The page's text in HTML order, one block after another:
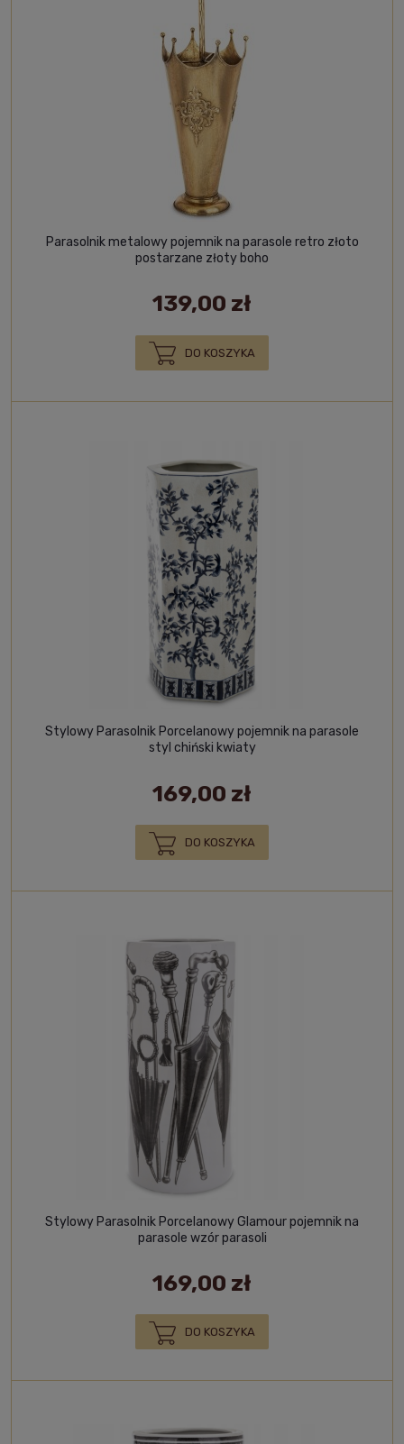
Parasolnik metalowy pojemnik na parasole retro złoto
postarzane złoty boho
139,00 zł
DO KOSZYKA
Stylowy Parasolnik Porcelanowy pojemnik na parasole
styl chiński kwiaty
169,00 zł
DO KOSZYKA
Stylowy Parasolnik Porcelanowy Glamour pojemnik na
parasole wzór parasoli
169,00 zł
DO KOSZYKA